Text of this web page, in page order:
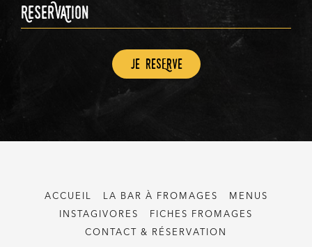
ReserVAtion
Je resErve
ACCUEIL LA BAR À FROMAGES
MENUS
INSTAGIVORES
FICHES FROMAGES
CONTACT & RÉSERVATION